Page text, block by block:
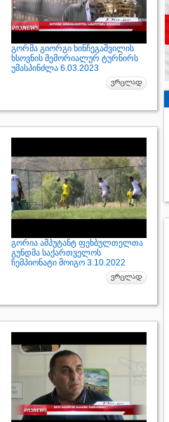
გორმა გიორგი ხინჩეგაშვილის
ხსოვნის მემორიალურ ტურნირს
უმასპინძლა 6.03.2023
გორია ამპუტანტ ფეხბულთელთა
გუნდმა საქართველოს
ჩემპიონატი მოიგო 3.10.2022